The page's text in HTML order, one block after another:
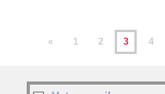
« 1 2 3 4